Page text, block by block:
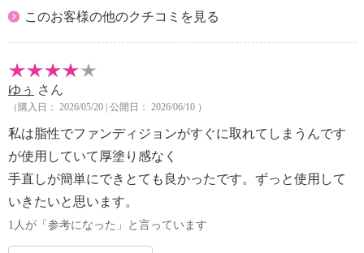
このお客様の他のクチコミを見る
ゆぅ さん
（購入日： 2026/05/20 | 公開日： 2026/06/10 ）
私は脂性でファンディジョンがすぐに取れてしまうんです
が使用していて厚塗り感なく
手直しが簡単にできとても良かったです。ずっと使用して
いきたいと思います。
1人が「参考になった」と言っています